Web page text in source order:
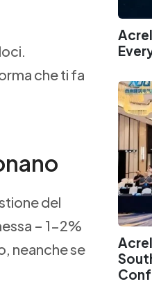
che ti fa
del
– 1-2%
neanche se